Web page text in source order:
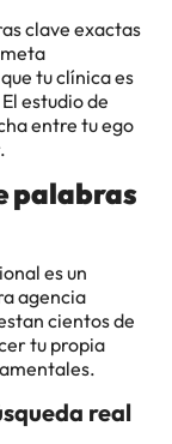
clave exactas
meta
tu clínica es
estudio de
entre tu ego
palabras
es un
agencia
cientos de
tu propia
real